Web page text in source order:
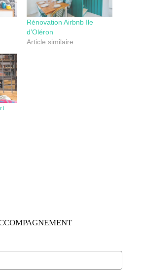
Rénovation Airbnb Ile
d’Oléron
Article similaire